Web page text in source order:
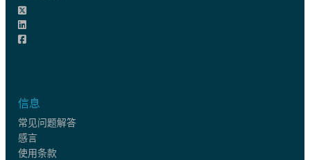
信息
常见问题解答
感言
使用条款